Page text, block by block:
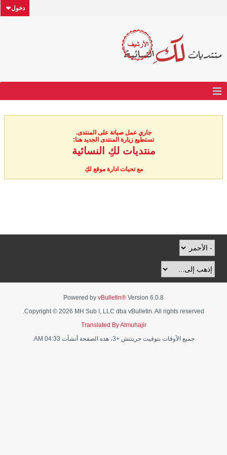
دخول
جاري عمل صيانة على المنتدى.
تستطيع زيارة المنتدى الجديد هنا:
منتديات لكِ النسائية
مع تحيات ادارة موقع لكِ
Powered by vBulletin® Version 6.0.8
Copyright © 2026 MH Sub I, LLC dba vBulletin. All rights reserved.
Translated By Almuhajir
جميع الأوقات بتوقيت جرينتش +3، هذه الصفحة أنشأت 04:33 AM.